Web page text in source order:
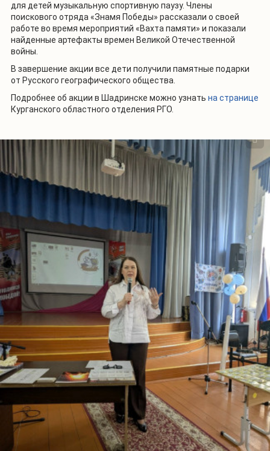
для детей музыкальную спортивную паузу. Члены
поискового отряда «Знамя Победы» рассказали о своей
работе во время мероприятий «Вахта памяти» и показали
найденные артефакты времен Великой Отечественной
войны.
В завершение акции все дети получили памятные подарки
от Русского географического общества.
Подробнее об акции в Шадринске можно узнать на странице
Курганского областного отделения РГО.